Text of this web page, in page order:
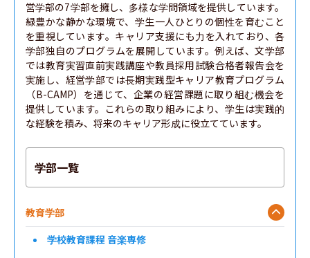
営学部の7学部を擁し、多様な学問領域を提供しています。
緑豊かな静かな環境で、学生一人ひとりの個性を育むこと
を重視しています。キャリア支援にも力を入れており、各
学部独自のプログラムを展開しています。例えば、文学部
では教育実習直前実践講座や教員採用試験合格者報告会を
実施し、経営学部では長期実践型キャリア教育プログラム
（B-CAMP）を通じて、企業の経営課題に取り組む機会を
提供しています。これらの取り組みにより、学生は実践的
な経験を積み、将来のキャリア形成に役立てています。
学部一覧
教育学部
学校教育課程 音楽専修